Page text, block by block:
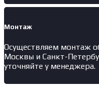
Монтаж
Осуществляем монтаж
Москвы и Санкт-
уточняйте у менеджера.